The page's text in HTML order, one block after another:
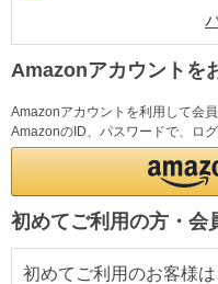
Amazonアカウントを
Amazonアカウントを利用して会
AmazonのID、パスワードで、ロ
初めてご利用の方・会
初めてご利用のお客様